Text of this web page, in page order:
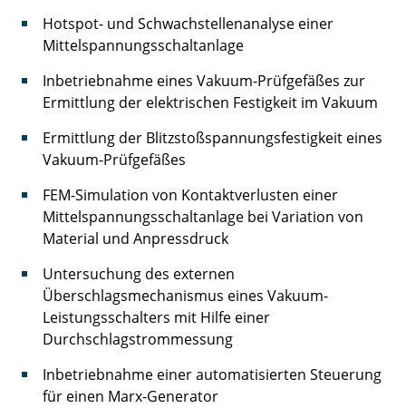
Schmidt Matthias
Soyck Frank
Tiedemann Laura
Tiedt Frederik
Tolkach Pavel
Ulbig Michael
Wagner Henrik
Walujski Stefanie
Weber Jan Henrik
Hotspot- und Schwachstellenanalyse einer
Mittelspannungsschaltanlage
Inbetriebnahme eines Vakuum-Prüfgefäßes zur
Ermittlung der elektrischen Festigkeit im Vakuum
Ermittlung der Blitzstoßspannungsfestigkeit eines
Vakuum-Prüfgefäßes
FEM-Simulation von Kontaktverlusten einer
Mittelspannungsschaltanlage bei Variation von
Material und Anpressdruck
Untersuchung des externen
Überschlagsmechanismus eines Vakuum-
Leistungsschalters mit Hilfe einer
Durchschlagstrommessung
Inbetriebnahme einer automatisierten Steuerung
für einen Marx-Generator